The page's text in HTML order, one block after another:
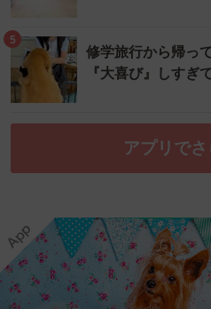
5
修学旅行から帰っ
『大喜び』しすぎ
アプリで